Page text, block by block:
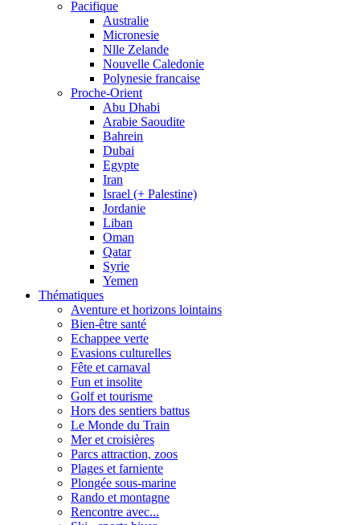
Pacifique
Australie
Micronesie
Nlle Zelande
Nouvelle Caledonie
Polynesie francaise
Proche-Orient
Abu Dhabi
Arabie Saoudite
Bahrein
Dubai
Egypte
Iran
Israel (+ Palestine)
Jordanie
Liban
Oman
Qatar
Syrie
Yemen
Thématiques
Aventure et horizons lointains
Bien-être santé
Echappee verte
Evasions culturelles
Fête et carnaval
Fun et insolite
Golf et tourisme
Hors des sentiers battus
Le Monde du Train
Mer et croisières
Parcs attraction, zoos
Plages et farniente
Plongée sous-marine
Rando et montagne
Rencontre avec...